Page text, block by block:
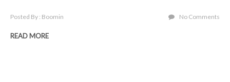
Posted By : Boomin No Comments
READ MORE